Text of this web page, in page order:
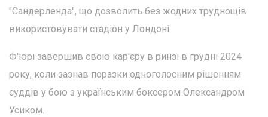
"Сандерленда", що дозволить без жодних труднощів
використовувати стадіон у Лондоні.
Ф'юрі завершив свою кар'єру в ринзі в грудні 2024
року, коли зазнав поразки одноголосним рішенням
суддів у бою з українським боксером Олександром
Усиком.